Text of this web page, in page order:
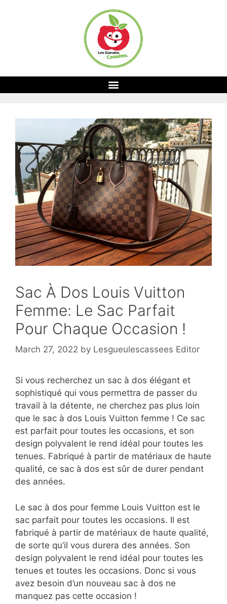
Sac À Dos Louis Vuitton
Femme: Le Sac Parfait
Pour Chaque Occasion !
March 27, 2022 by Lesgueulescassees Editor
Si vous recherchez un sac à dos élégant et
sophistiqué qui vous permettra de passer du
travail à la détente, ne cherchez pas plus loin
que le sac à dos Louis Vuitton femme ! Ce sac
est parfait pour toutes les occasions, et son
design polyvalent le rend idéal pour toutes les
tenues. Fabriqué à partir de matériaux de haute
qualité, ce sac à dos est sûr de durer pendant
des années.
Le sac à dos pour femme Louis Vuitton est le
sac parfait pour toutes les occasions. Il est
fabriqué à partir de matériaux de haute qualité,
de sorte qu’il vous durera des années. Son
design polyvalent le rend idéal pour toutes les
tenues et toutes les occasions. Donc si vous
avez besoin d’un nouveau sac à dos ne
manquez pas cette occasion !